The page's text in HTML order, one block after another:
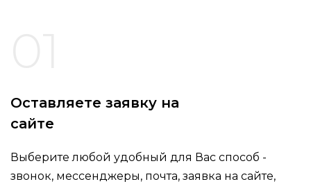
Оставляете заявку на
сайте
Выберите любой удобный для Вас способ -
звонок, мессенджеры, почта, заявка на сайте,